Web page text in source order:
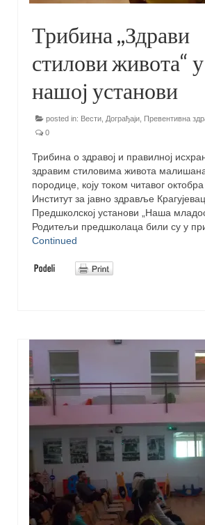
Трибина ,,Здрави
стилови живота“ у
нашој установи
posted in: Вести Дограђаји Превентивна
0
Трибина о здравој и правилној
здравим стиловима живота
породице, коју током читавог октобра
Институт за јавно здравље
Предшколској установи „Наша
Родитељи предшколаца били су у
Continued